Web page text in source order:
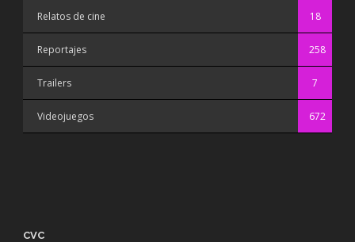
Relatos de cine 18
Reportajes 258
Trailers 7
Videojuegos 672
CVC